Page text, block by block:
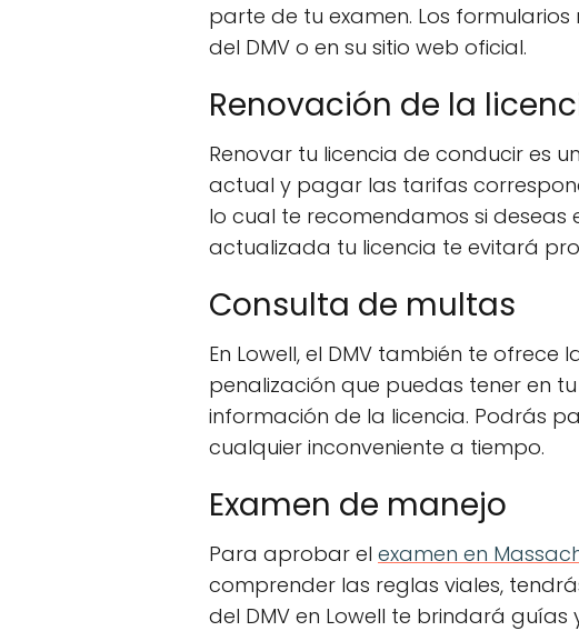
parte de tu examen. Los
del DMV o en su sitio web oficial.
Renovación de la
Renovar tu licencia de conducir es
actual y pagar las tarifas
lo cual te recomendamos si
actualizada tu licencia te evitará
Consulta de multas
En Lowell, el DMV también te ofrece
penalización que puedas tener en
información de la licencia. Podrás
cualquier inconveniente a tiempo.
Examen de manejo
Para aprobar el examen en
comprender las reglas viales,
del DMV en Lowell te brindará